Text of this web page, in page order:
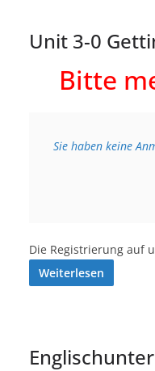
Unit 3-0
Bitte
Sie haben keine
Die Registrierung auf
Weiterlesen